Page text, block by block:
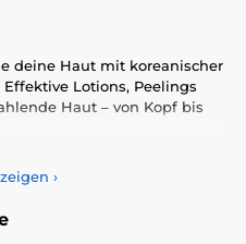
deine Haut mit koreanischer
Lotions, Peelings
Haut – von Kopf bis
›